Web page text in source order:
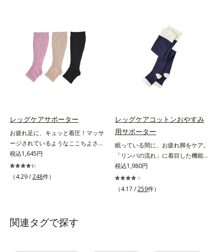
ックスやニーハイソックスが苦手な
方にもおすすめです。靴ひもをゆる
めずにはけるスニーカーなどを手軽
にはけるのも魅力です。生地が厚ぼ
ったくないので靴ひもをゆるめずに
サッとはけ、お出かけに手間取りま
素材やオルビス独自の形状設計によ
り、足への負担が少ない着圧ケアを
実現。仕事中に長時間はいても苦し
くなりません。
レッグケアサポーター
お疲れ足に、キュッと着圧！マッサ
ージされているようなここちよさ。
3段階着圧で、足スッキリ！足首は
ギュッと引き締め、ふくらはぎに向
かうほどソフトになる「3段階着
幹線に乗る時やオフィスの冷房対策
税込1,645円
（4.29 /248件）
レッグケアコットンおやすみ
用サポーター
眠っている間に、お疲れ脚をケア。
「リンパの流れ」に着目した機能設
計。「644段階着圧」を採用した夜
用サポーターなんと644段階も着圧
パワーが変わる！ 眠っている間
税込1,980円
（4.17 /259件）
関連タグで探す